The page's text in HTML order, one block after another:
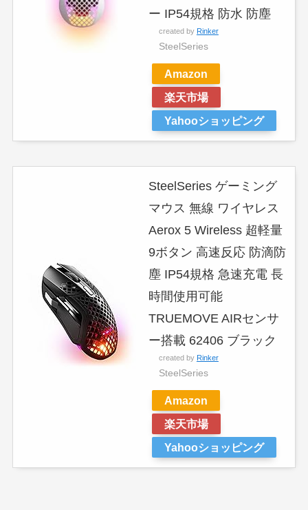
ー IP54規格 防水 防塵
created by Rinker
SteelSeries
Amazon
楽天市場
Yahooショッピング
SteelSeries ゲーミング
マウス 無線 ワイヤレス
Aerox 5 Wireless 超軽量
9ボタン 高速反応 防滴防
塵 IP54規格 急速充電 長
時間使用可能
TRUEMOVE AIRセンサ
ー搭載 62406 ブラック
created by Rinker
SteelSeries
Amazon
楽天市場
Yahooショッピング